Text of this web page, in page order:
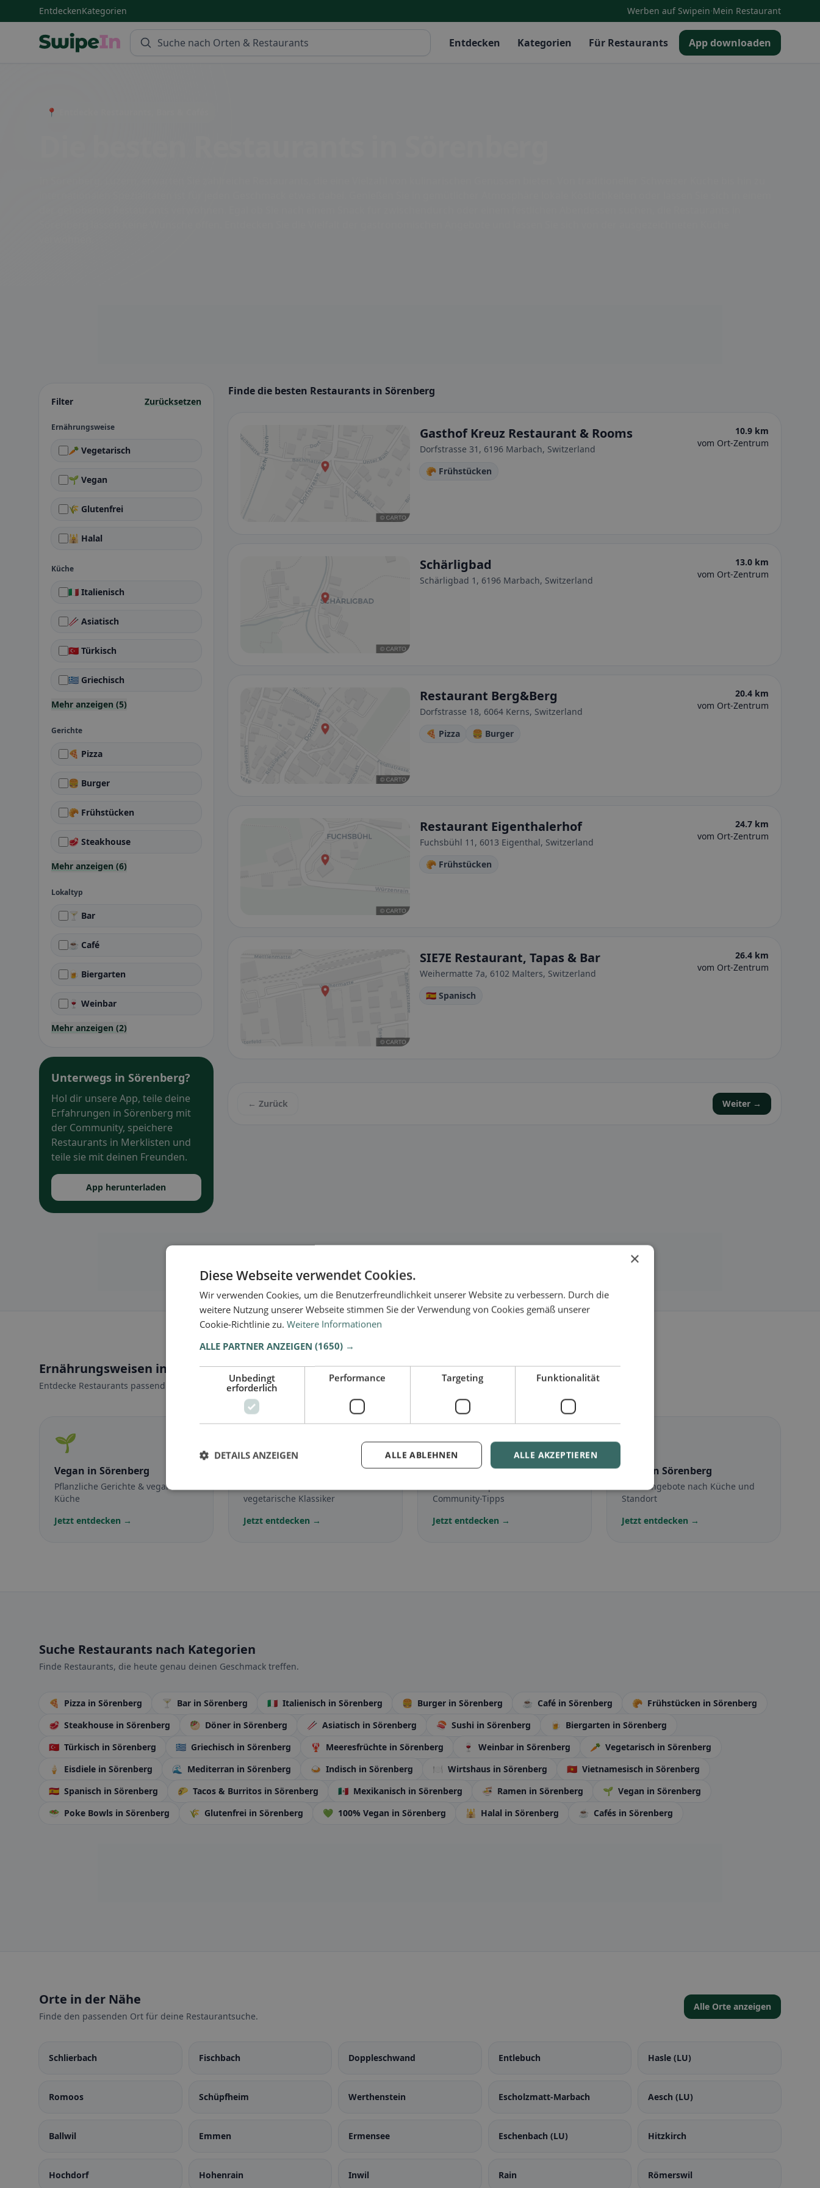
EntdeckenKategorien Werben auf Swipein·Mein Restaurant
Entdecken Kategorien Für Restaurants App downloaden
📍 Entdecke Restaurants, Bars & Cafés
Filter Zurücksetzen
Ernährungsweise
🥕 Vegetarisch
🌱 Vegan
🌾 Glutenfrei
🕌 Halal
Küche
🇮🇹 Italienisch
🥢 Asiatisch
🇹🇷 Türkisch
🇬🇷 Griechisch
Mehr anzeigen (5)
Gerichte
🍕 Pizza
🍔 Burger
🥐 Frühstücken
🥩 Steakhouse
Mehr anzeigen (6)
Lokaltyp
🍸 Bar
☕ Café
🍺 Biergarten
🍷 Weinbar
Mehr anzeigen (2)
Unterwegs in Sörenberg?
Hol dir unsere App, teile deine
Erfahrungen in Sörenberg mit
der Community, speichere
Restaurants in Merklisten und
teile sie mit deinen Freunden.
App herunterladen
Finde die besten Restaurants in Sörenberg
Gasthof Kreuz Restaurant & Rooms
Dorfstrasse 31, 6196 Marbach, Switzerland
10.9 km
vom Ort-Zentrum
🥐 Frühstücken
Schärligbad
Schärligbad 1, 6196 Marbach, Switzerland
13.0 km
vom Ort-Zentrum
Restaurant Berg&Berg
Dorfstrasse 18, 6064 Kerns, Switzerland
20.4 km
vom Ort-Zentrum
🍕 Pizza 🍔 Burger
Restaurant Eigenthalerhof
Fuchsbühl 11, 6013 Eigenthal, Switzerland
24.7 km
vom Ort-Zentrum
🥐 Frühstücken
SIE7E Restaurant, Tapas & Bar
Weihermatte 7a, 6102 Malters, Switzerland
26.4 km
vom Ort-Zentrum
🇪🇸 Spanisch
← Zurück Weiter →
Ernährungsweisen in Sörenberg
Entdecke Restaurants passend zu deiner Ernährungsweise.
🌱
Vegan in Sörenberg
Pflanzliche Gerichte & vegane
Küche
Jetzt entdecken →
in Sörenberg
vegetarische Klassiker
Jetzt entdecken →
🌾
Glutenfrei in Sörenberg
Community-Tipps
Jetzt entdecken →
in Sörenberg
Halal-Angebote nach Küche und
Standort
Jetzt entdecken →
Suche Restaurants nach Kategorien
Finde Restaurants, die heute genau deinen Geschmack treffen.
🍕 Pizza in Sörenberg 🍸 Bar in Sörenberg 🇮🇹 Italienisch in Sörenberg 🍔 Burger in Sörenberg ☕ Café in Sörenberg 🥐 Frühstücken in Sörenberg
🥩 Steakhouse in Sörenberg 🥙 Döner in Sörenberg 🥢 Asiatisch in Sörenberg 🍣 Sushi in Sörenberg 🍺 Biergarten in Sörenberg
🇹🇷 Türkisch in Sörenberg 🇬🇷 Griechisch in Sörenberg 🦞 Meeresfrüchte in Sörenberg 🍷 Weinbar in Sörenberg 🥕 Vegetarisch in Sörenberg
🍦
Eisdiele in Sörenberg 🌊 Mediterran in Sörenberg 🍛 Indisch in Sörenberg 🍽️ Wirtshaus in Sörenberg 🇻🇳 Vietnamesisch in Sörenberg
🇪🇸 Spanisch in Sörenberg 🌮 Tacos & Burritos in Sörenberg 🇲🇽 Mexikanisch in Sörenberg 🍜 Ramen in Sörenberg 🌱 Vegan in Sörenberg
🥗 Poke Bowls in Sörenberg 🌾 Glutenfrei in Sörenberg 💚 100% Vegan in Sörenberg 🕌 Halal in Sörenberg ☕ Cafés in Sörenberg
Orte in der Nähe
Finde den passenden Ort für deine Restaurantsuche.
Alle Orte anzeigen
Schlierbach Fischbach Doppleschwand Entlebuch Hasle (LU)
Romoos Schüpfheim Werthenstein Escholzmatt-Marbach Aesch (LU)
Ballwil Emmen Ermensee Eschenbach (LU) Hitzkirch
Hochdorf Hohenrain Inwil Rain Römerswil
×
Diese Webseite verwendet Cookies.
Wir verwenden Cookies, um die Benutzerfreundlichkeit unserer Website zu verbessern. Durch die
weitere Nutzung unserer Webseite stimmen Sie der Verwendung von Cookies gemäß unserer
Cookie-Richtlinie zu. Weitere Informationen
ALLE PARTNER ANZEIGEN (1650) →
Unbedingt
erforderlich
Performance Targeting Funktionalität
ALLE AKZEPTIEREN
ALLE ABLEHNEN
DETAILS ANZEIGEN